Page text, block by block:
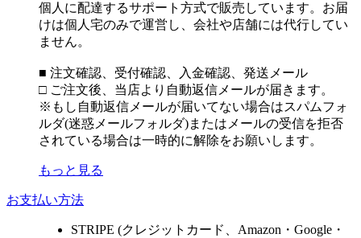
個人に配達するサポート方式で販売しています。お届
けは個人宅のみで運営し、会社や店舗には代行してい
ません。
■ 注文確認、受付確認、入金確認、発送メール
□ ご注文後、当店より自動返信メールが届きます。
※もし自動返信メールが届いてない場合はスパムフォ
ルダ(迷惑メールフォルダ)またはメールの受信を拒否
されている場合は一時的に解除をお願いします。
もっと見る
お支払い方法
STRIPE (クレジットカード、Amazon・Google・